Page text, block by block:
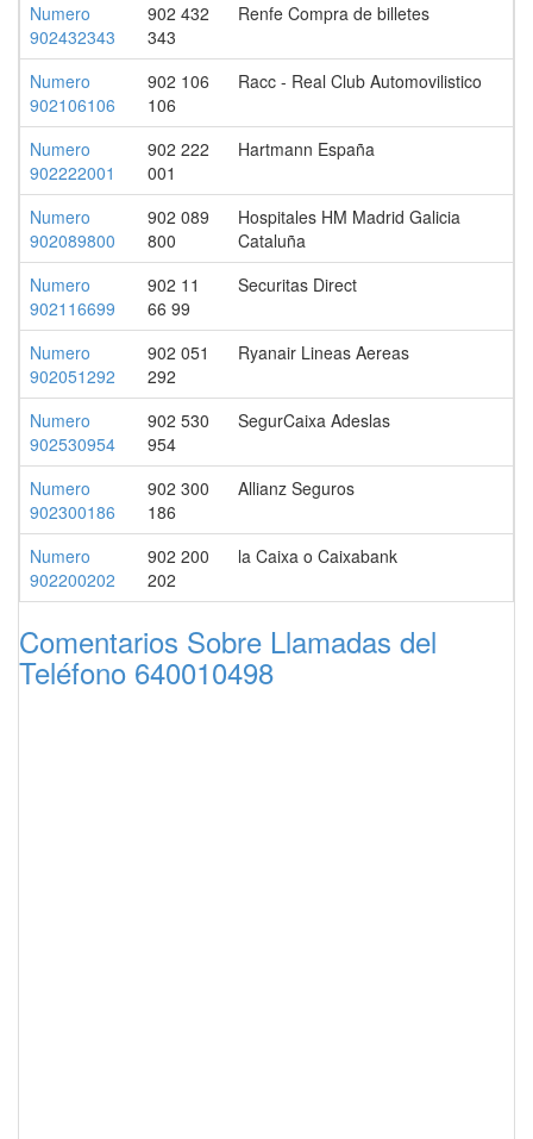
Numero
902432343
902 432
343
Renfe Compra de billetes
Numero
902106106
902 106
106
Racc - Real Club Automovilistico
Numero
902222001
902 222
001
Hartmann España
Numero
902089800
902 089
800
Hospitales HM Madrid Galicia
Cataluña
Numero
902116699
902 11
66 99
Securitas Direct
Numero
902051292
902 051
292
Ryanair Lineas Aereas
Numero
902530954
902 530
954
SegurCaixa Adeslas
Numero
902300186
902 300
186
Allianz Seguros
Numero
902200202
902 200
202
la Caixa o Caixabank
Comentarios Sobre Llamadas del
Teléfono 640010498